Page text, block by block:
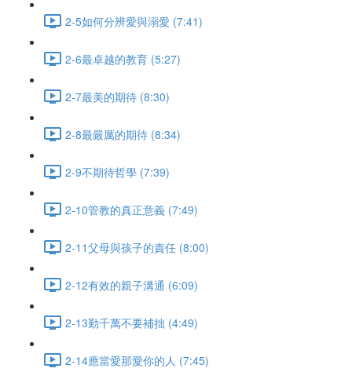
2-5如何分辨愛與溺愛 (7:41)
2-6最卓越的教育 (5:27)
2-7最美的期待 (8:30)
2-8最嚴厲的期待 (8:34)
2-9不期待哲學 (7:39)
2-10管教的真正意義 (7:49)
2-11父母與孩子的責任 (8:00)
2-12有效的親子溝通 (6:09)
2-13勤千萬不要補拙 (4:49)
2-14應當愛那愛你的人 (7:45)